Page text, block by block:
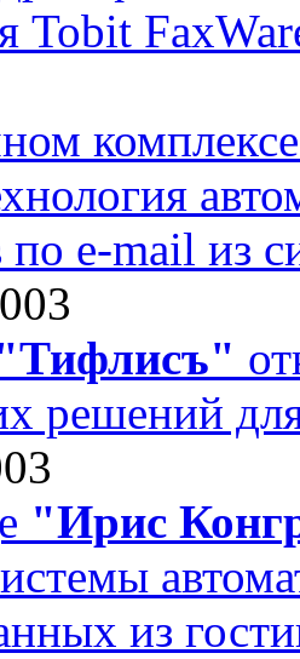
Tobit
по e-mail из
решений
"Ирис
из